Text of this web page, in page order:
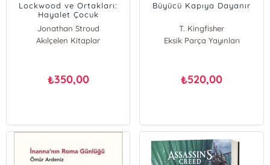
Lockwood ve Ortakları:
Hayalet Çocuk
Jonathan Stroud
Akılçelen Kitaplar
₺350,00
Büyücü Kapıya Dayanır
T. Kingfisher
Eksik Parça Yayınları
₺520,00